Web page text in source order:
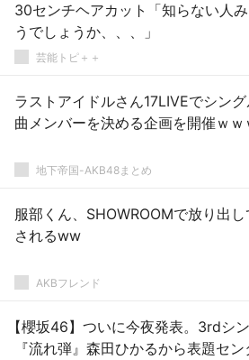
30センチヘアカット「知らない人
うでしょうか、、、」
芸能トピ＋＋
ラストアイドルさん17LIVEでシン
曲メンバーを決める企画を開催ｗｗ
地下帝国-AKB48まとめ
服部くん、SHOWROOMで放り出
されるww
AKBフレンド
【櫻坂46】ついに今夜発表。3rdシ
『流れ弾』森田ひかるから表題セ